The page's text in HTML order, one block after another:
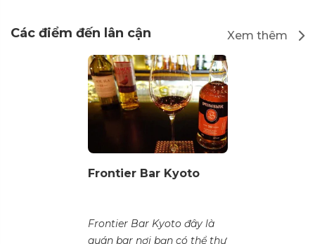
Các điểm đến lân cận Xem thêm
Frontier Bar Kyoto
Frontier Bar Kyoto đây là
quán bar nơi bạn có thể thư